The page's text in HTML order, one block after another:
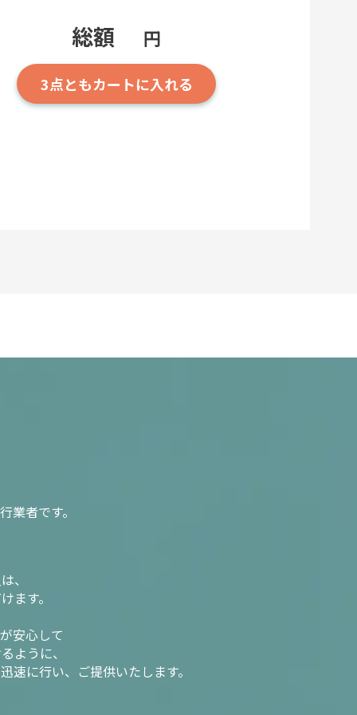
総額 円
3点ともカートに入れる
業者です。
、
ます。
安心して
ように、
速に行い、ご提供いたします。